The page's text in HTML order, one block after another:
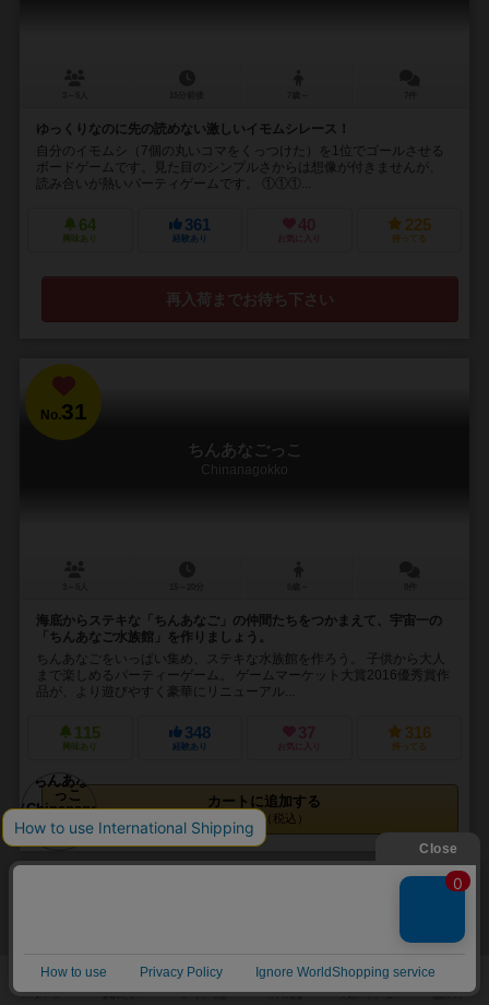
ゆっくりなのに先の読めない激しいイモムシレース！
自分のイモムシ（7個の丸いコマをくっつけた）を1位でゴールさせる
ボードゲームです。見た目のシンプルさからは想像が付きませんが、
読み合いが熱いパーティゲームです。 ①①①...
64
興味あり
361
経験あり
40
お気に入り
225
持ってる
再入荷までお待ち下さい
No.31
ちんあなごっこ
Chinanagokko
海底からステキな「ちんあなご」の仲間たちをつかまえて、宇宙一の
「ちんあなご水族館」を作りましょう。
ちんあなごをいっぱい集め、ステキな水族館を作ろう。 子供から大人
まで楽しめるパーティーゲーム。 ゲームマーケット大賞2016優秀賞作
品が、より遊びやすく豪華にリニューアル...
115
興味あり
348
経験あり
37
お気に入り
316
持ってる
カートに追加する
2,200円（税込）
コヨーテ
Coyote